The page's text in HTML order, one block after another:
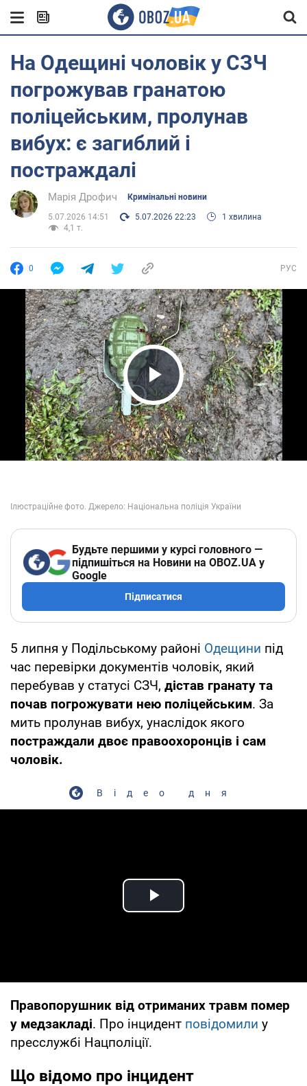
На Одещині чоловік у СЗЧ
погрожував гранатою
поліцейським, пролунав
вибух: є загиблий і
постраждалі
Марія Дрофич Кримінальні новини
5.07.2026 14:51 5.07.2026 22:23
1 хвилина
4,1 т.
0 РУС
Play Video
Будьте першими у курсі головного —
підпишіться на Новини на OBOZ.UA у
Google
Підписатися
5 липня у Подільському районі Одещини під
час перевірки документів чоловік, який
перебував у статусі СЗЧ, дістав гранату та
почав погрожувати нею поліцейським. За
мить пролунав вибух, унаслідок якого
постраждали двоє правоохоронців і сам
чоловік.
Відео дня
Play Video
Правопорушник від отриманих травм помер
у медзакладі. Про інцидент повідомили у
пресслужбі Нацполіції.
Що відомо про інцидент